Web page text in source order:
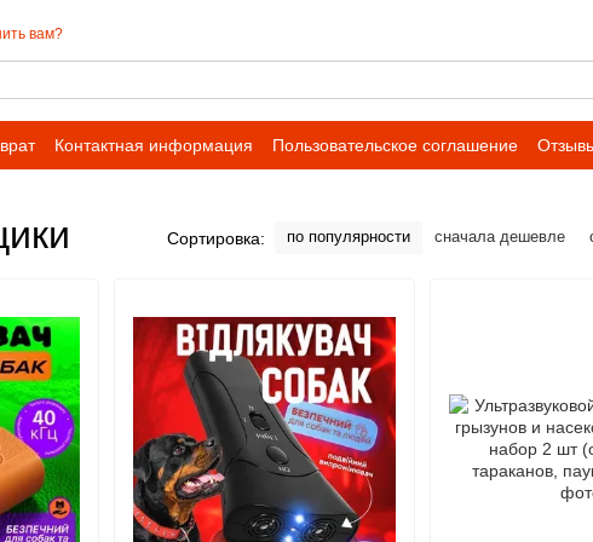
вам?
Контактная информация Пользовательское соглашение
сотрудничества для оптовых заказов
Сортировка: по популярности сначала дешевле